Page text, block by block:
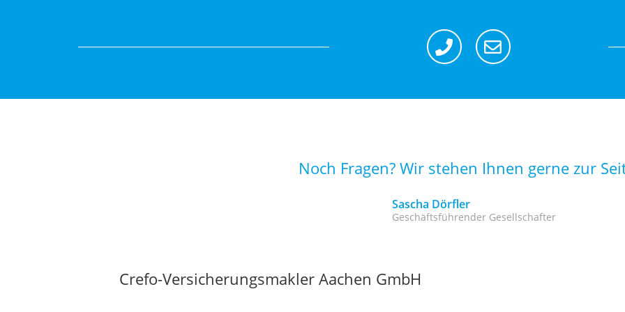
Noch Fragen? Wir stehen Ihnen gerne zur
Sascha Dörfler
Geschäftsführender Gesellschafter
Crefo-Versicherungsmakler Aachen GmbH